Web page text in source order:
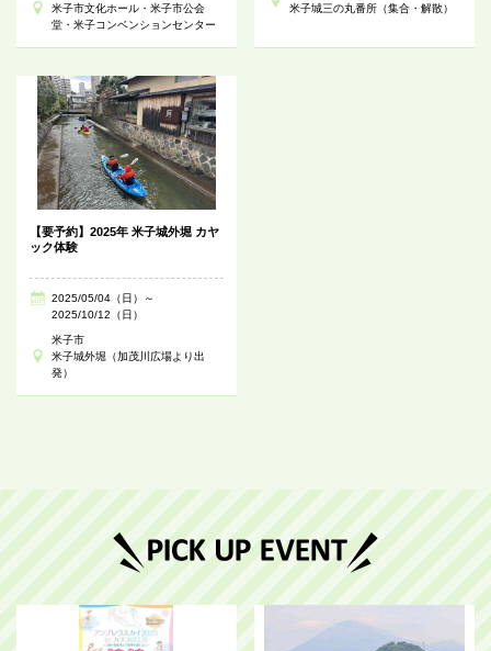
米子市文化ホール・米子市公会
堂・米子コンベンションセンター
米子城三の丸番所（集合・解散）
【要予約】2025年 米子城外堀 カヤ
ック体験
2025/05/04（日）～
2025/10/12（日）
米子市
米子城外堀（加茂川広場より出
発）